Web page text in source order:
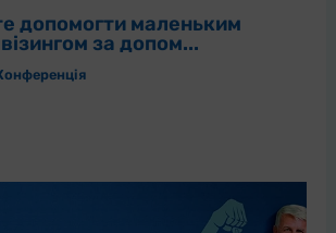
допомогти маленьким
за допом...